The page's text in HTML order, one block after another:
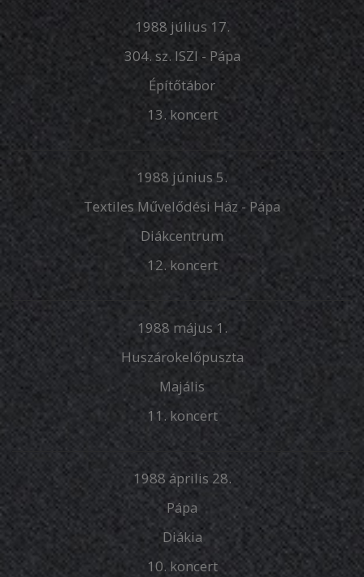
1988 július 17.
304. sz. ISZI - Pápa
Építőtábor
13. koncert
1988 június 5.
Textiles Művelődési Ház - Pápa
Diákcentrum
12. koncert
1988 május 1.
Huszárokelőpuszta
Majális
11. koncert
1988 április 28.
Pápa
Diákia
10. koncert